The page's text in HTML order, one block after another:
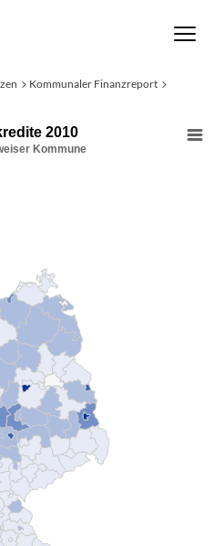
Kommunaler Finanzreport
2010
Kommune